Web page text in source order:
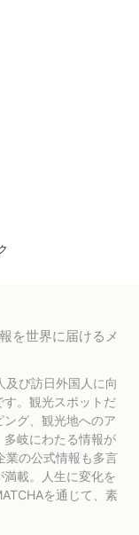
を世界に届けるメ
及び訪日外国人に向
。観光スポットだ
グ、観光地へのア
多岐にわたる情報が
業の公式情報も多言
載。人生に変化を
を通じて、素